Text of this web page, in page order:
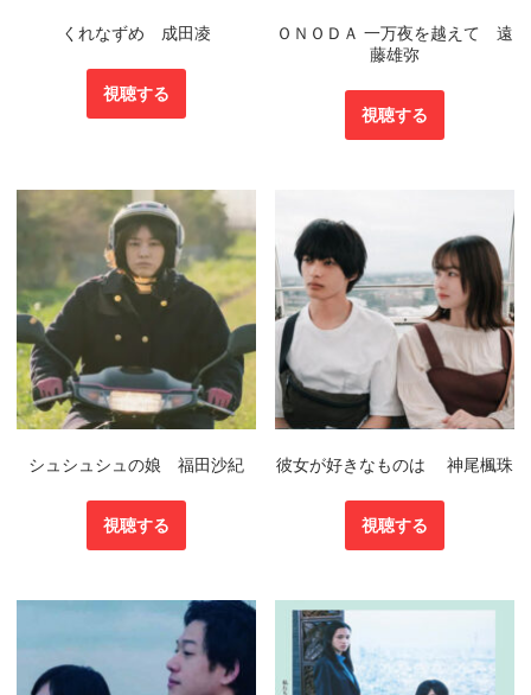
くれなずめ 成田凌
視聴する
ＯＮＯＤＡ 一万夜を越えて 遠
藤雄弥
視聴する
シュシュシュの娘 福田沙紀
視聴する
彼女が好きなものは 神尾楓珠
視聴する